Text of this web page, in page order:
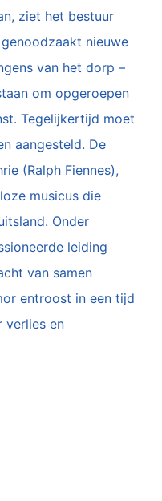
ziet het bestuur
nieuwe
van het dorp –
om opgeroepen
Tegelijkertijd moet
aangesteld. De
(Ralph Fiennes),
musicus die
Onder
leiding
van samen
entroost in een tijd
verlies en